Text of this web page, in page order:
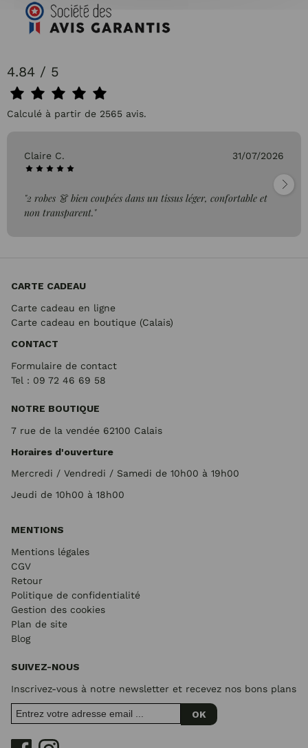
4.84 / 5
Calculé à partir de 2565 avis.
Claire C. 31/07/2026
"2 robes 👗 bien coupées dans un tissus léger, confortable et
non transparent."
CARTE CADEAU
Carte cadeau en ligne
Carte cadeau en boutique (Calais)
CONTACT
Formulaire de contact
Tel : 09 72 46 69 58
NOTRE BOUTIQUE
7 rue de la vendée 62100 Calais
Horaires d'ouverture
Mercredi / Vendredi / Samedi de 10h00 à 19h00
Jeudi de 10h00 à 18h00
MENTIONS
Mentions légales
CGV
Retour
Politique de confidentialité
Gestion des cookies
Plan de site
Blog
SUIVEZ-NOUS
Inscrivez-vous à notre newsletter et recevez nos bons plans
OK